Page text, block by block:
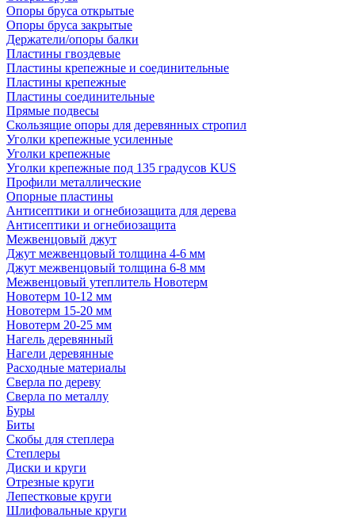
Опоры бруса открытые
Опоры бруса закрытые
Держатели/опоры балки
Пластины гвоздевые
Пластины крепежные и соединительные
Пластины крепежные
Пластины соединительные
Прямые подвесы
Скользящие опоры для деревянных стропил
Уголки крепежные усиленные
Уголки крепежные
Уголки крепежные под 135 градусов KUS
Профили металлические
Опорные пластины
Антисептики и огнебиозащита для дерева
Антисептики и огнебиозащита
Межвенцовый джут
Джут межвенцовый толщина 4-6 мм
Джут межвенцовый толщина 6-8 мм
Межвенцовый утеплитель Новотерм
Новотерм 10-12 мм
Новотерм 15-20 мм
Новотерм 20-25 мм
Нагель деревянный
Нагели деревянные
Расходные материалы
Сверла по дереву
Сверла по металлу
Буры
Биты
Скобы для степлера
Степлеры
Диски и круги
Отрезные круги
Лепестковые круги
Шлифовальные круги